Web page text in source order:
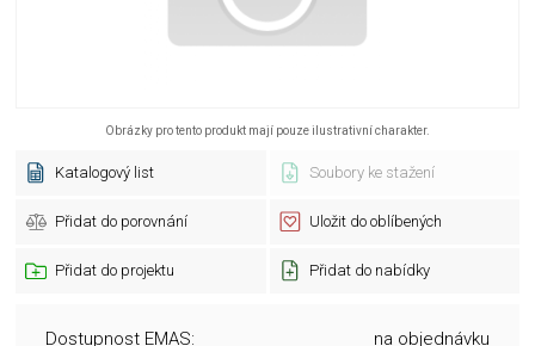
Obrázky pro tento produkt mají pouze ilustrativní charakter.
Katalogový list Soubory ke stažení
Přidat do porovnání Uložit do oblíbených
Přidat do projektu Přidat do nabídky
Dostupnost EMAS: na objednávku